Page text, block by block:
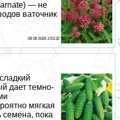
— не
ваточник
08 08 2026 3:53:32
дает темно-
мягкая
семена, пока